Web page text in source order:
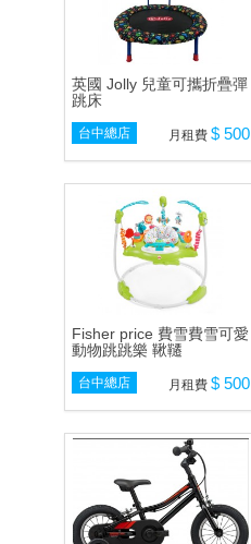
英國 Jolly 兒童可攜折疊彈
跳床
台中總店 月租費 $ 500
Fisher price 費雪費雪可愛
動物跳跳樂 鞦韆
台中總店 月租費 $ 500